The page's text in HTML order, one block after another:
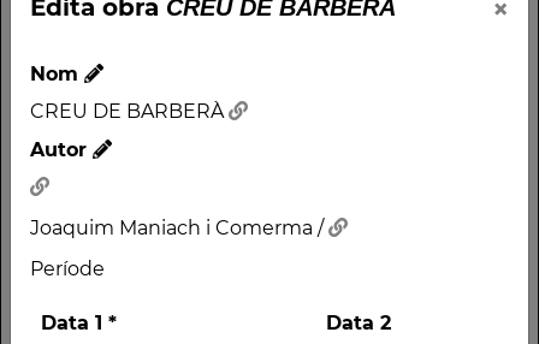
Edita obra CREU DE BARBERÀ ×
Nom
CREU DE BARBERÀ
Autor
Joaquim Maniach i Comerma /
Període
Data 1 * Data 2